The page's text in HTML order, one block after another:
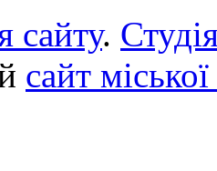
сайту.
сайт